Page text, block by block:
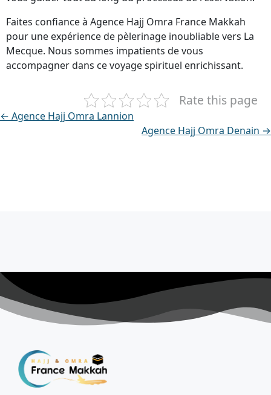
Faites confiance à Agence Hajj Omra France Makkah
pour une expérience de pèlerinage inoubliable vers La
Mecque. Nous sommes impatients de vous
accompagner dans ce voyage spirituel enrichissant.
Rate this page
← Agence Hajj Omra Lannion
Agence Hajj Omra Denain →